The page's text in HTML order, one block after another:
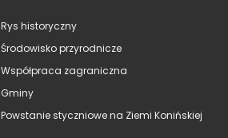
Rys historyczny
Środowisko przyrodnicze
Współpraca zagraniczna
Gminy
Powstanie styczniowe na Ziemi Konińskiej